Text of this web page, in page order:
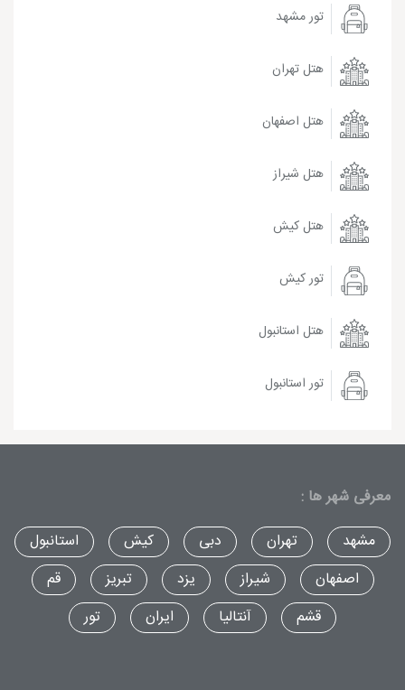
تور مشهد
هتل تهران
هتل اصفهان
هتل شیراز
هتل کیش
تور کیش
هتل استانبول
تور استانبول
معرفی شهر ها :
مشهد
تهران دبی کیش
استانبول
اصفهان
شیراز یزد تبریز
قم
قشم
آنتالیا ایران تور